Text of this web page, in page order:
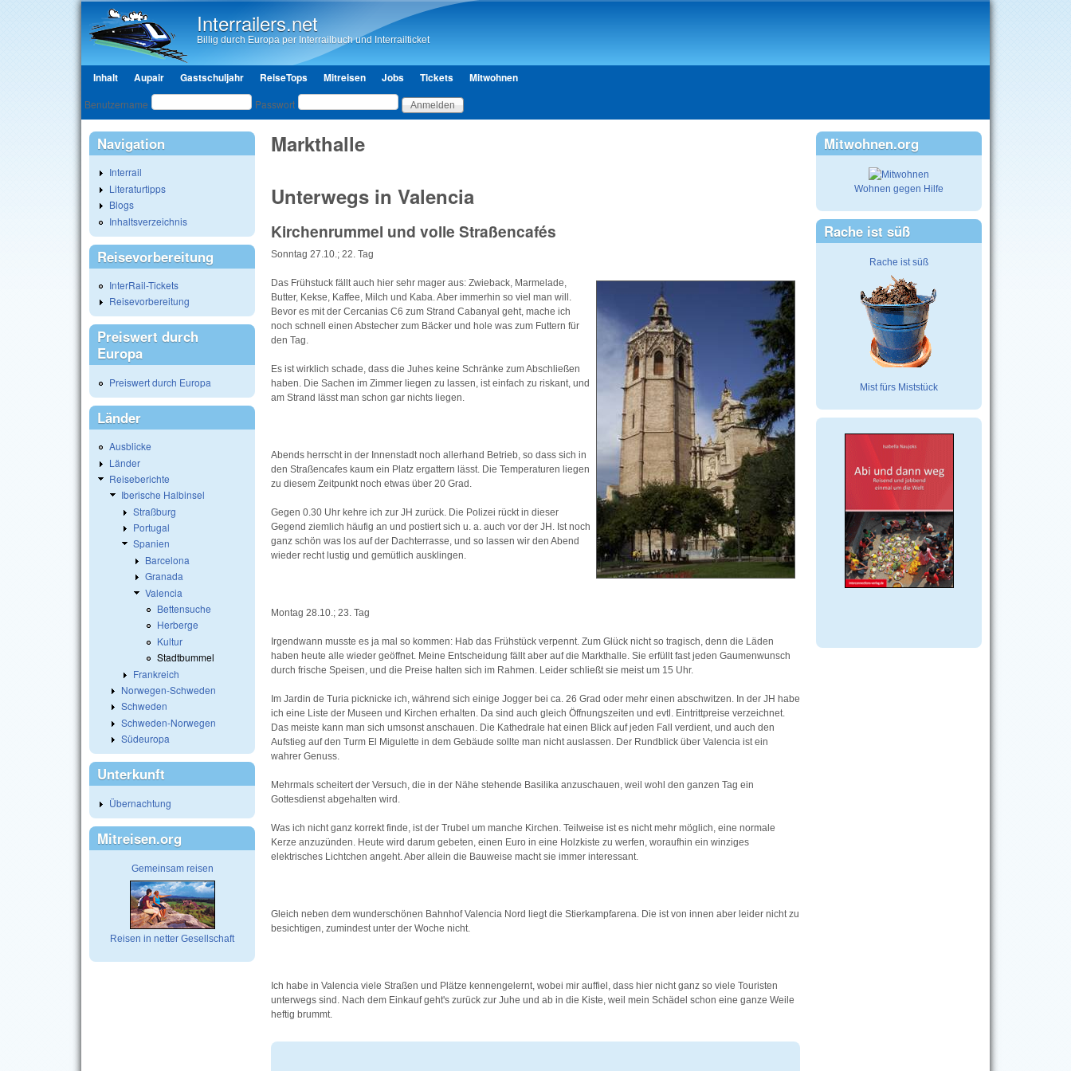
Interrailers.net
Billig durch Europa per Interrailbuch und Interrailticket
Hauptmenü
Inhalt Aupair Gastschuljahr ReiseTops Mitreisen Jobs Tickets Mitwohnen
Benutzeranmeldung
Benutzername Passwort
Markthalle
Unterwegs in Valencia
Kirchenrummel und volle Straßencafés
Sonntag 27.10.; 22. Tag
Das Frühstuck fällt auch hier sehr mager aus: Zwieback, Marmelade,
Butter, Kekse, Kaffee, Milch und Kaba. Aber immerhin so viel man will.
Bevor es mit der Cercanias C6 zum Strand Cabanyal geht, mache ich
noch schnell einen Abstecher zum Bäcker und hole was zum Futtern für
den Tag.
Es ist wirklich schade, dass die Juhes keine Schränke zum Abschließen
haben. Die Sachen im Zimmer liegen zu lassen, ist einfach zu riskant, und
am Strand lässt man schon gar nichts liegen.
Abends herrscht in der Innenstadt noch allerhand Betrieb, so dass sich in
den Straßencafes kaum ein Platz ergattern lässt. Die Temperaturen liegen
zu diesem Zeitpunkt noch etwas über 20 Grad.
Gegen 0.30 Uhr kehre ich zur JH zurück. Die Polizei rückt in dieser
Gegend ziemlich häufig an und postiert sich u. a. auch vor der JH. Ist noch
ganz schön was los auf der Dachterrasse, und so lassen wir den Abend
wieder recht lustig und gemütlich ausklingen.
Montag 28.10.; 23. Tag
Irgendwann musste es ja mal so kommen: Hab das Frühstück verpennt. Zum Glück nicht so tragisch, denn die Läden
haben heute alle wieder geöffnet. Meine Entscheidung fällt aber auf die Markthalle. Sie erfüllt fast jeden Gaumenwunsch
durch frische Speisen, und die Preise halten sich im Rahmen. Leider schließt sie meist um 15 Uhr.
Im Jardin de Turia picknicke ich, während sich einige Jogger bei ca. 26 Grad oder mehr einen abschwitzen. In der JH habe
ich eine Liste der Museen und Kirchen erhalten. Da sind auch gleich Öffnungszeiten und evtl. Eintrittpreise verzeichnet.
Das meiste kann man sich umsonst anschauen. Die Kathedrale hat einen Blick auf jeden Fall verdient, und auch den
Aufstieg auf den Turm El Migulette in dem Gebäude sollte man nicht auslassen. Der Rundblick über Valencia ist ein
wahrer Genuss.
Mehrmals scheitert der Versuch, die in der Nähe stehende Basilika anzuschauen, weil wohl den ganzen Tag ein
Gottesdienst abgehalten wird.
Was ich nicht ganz korrekt finde, ist der Trubel um manche Kirchen. Teilweise ist es nicht mehr möglich, eine normale
Kerze anzuzünden. Heute wird darum gebeten, einen Euro in eine Holzkiste zu werfen, woraufhin ein winziges
elektrisches Lichtchen angeht. Aber allein die Bauweise macht sie immer interessant.
Gleich neben dem wunderschönen Bahnhof Valencia Nord liegt die Stierkampfarena. Die ist von innen aber leider nicht zu
besichtigen, zumindest unter der Woche nicht.
Ich habe in Valencia viele Straßen und Plätze kennengelernt, wobei mir auffiel, dass hier nicht ganz so viele Touristen
unterwegs sind. Nach dem Einkauf geht's zurück zur Juhe und ab in die Kiste, weil mein Schädel schon eine ganze Weile
heftig brummt.
Navigation
Interrail
Literaturtipps
Blogs
Inhaltsverzeichnis
Reisevorbereitung
InterRail-Tickets
Reisevorbereitung
Preiswert durch
Europa
Preiswert durch Europa
Länder
Ausblicke
Länder
Reiseberichte
Iberische Halbinsel
Straßburg
Portugal
Spanien
Barcelona
Granada
Valencia
Bettensuche
Herberge
Kultur
Stadtbummel
Frankreich
Norwegen-Schweden
Schweden
Schweden-Norwegen
Südeuropa
Unterkunft
Übernachtung
Mitreisen.org
Gemeinsam reisen
Reisen in netter Gesellschaft
Mitwohnen.org
Wohnen gegen Hilfe
Rache ist süß
Rache ist süß
Mist fürs Miststück